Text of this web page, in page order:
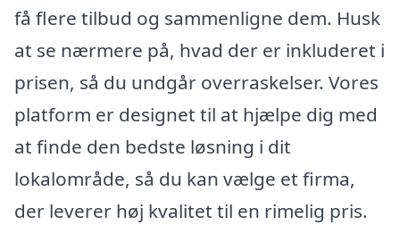
få flere tilbud og sammenligne dem. Husk
at se nærmere på, hvad der er inkluderet i
prisen, så du undgår overraskelser. Vores
platform er designet til at hjælpe dig med
at finde den bedste løsning i dit
lokalområde, så du kan vælge et firma,
der leverer høj kvalitet til en rimelig pris.